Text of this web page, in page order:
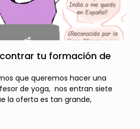
tu formación de
que queremos hacer una
de yoga, nos entran siete
la oferta es tan grande,